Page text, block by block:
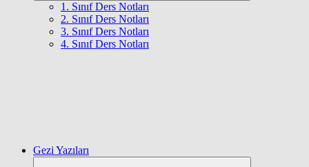
1. Sınıf Ders Notları
2. Sınıf Ders Notları
3. Sınıf Ders Notları
4. Sınıf Ders Notları
Gezi Yazıları